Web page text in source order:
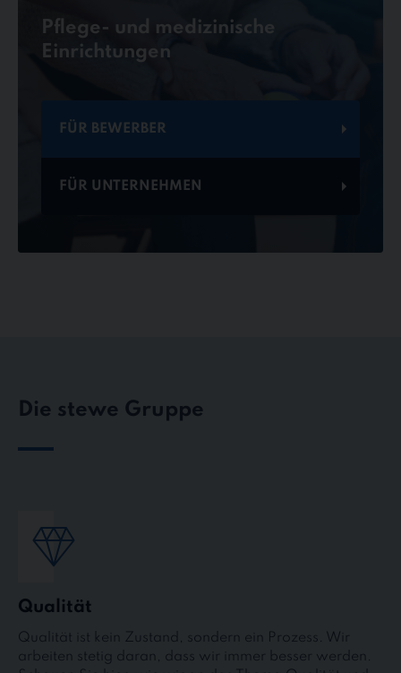
Pflege- und medizinische
Einrichtungen
FÜR BEWERBER
FÜR UNTERNEHMEN
Die stewe Gruppe
Qualität
Qualität ist kein Zustand, sondern ein Prozess. Wir
arbeiten stetig daran, dass wir immer besser werden.